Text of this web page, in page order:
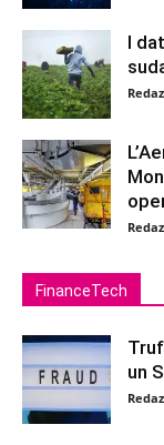
I
FinanceTech
un